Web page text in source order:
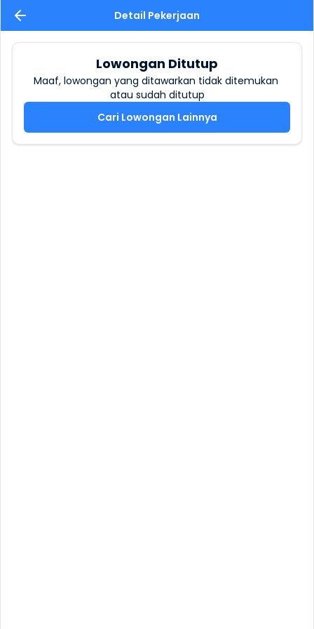
Detail Pekerjaan
Lowongan Ditutup
Maaf, lowongan yang ditawarkan tidak ditemukan
atau sudah ditutup
Cari Lowongan Lainnya